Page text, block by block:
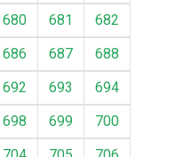
680 681
682
686 687
688
692 693
694
698 699
700